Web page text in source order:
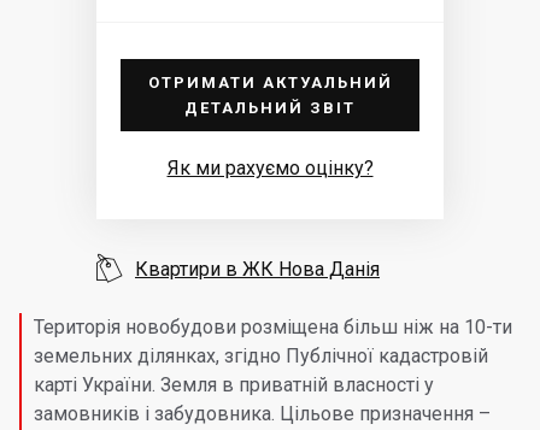
Територія новобудови розміщена більш ніж на 10-ти
земельних ділянках, згідно Публічної кадастровій
карті України. Земля в приватній власності у
замовників і забудовника. Цільове призначення –
ОТРИМАТИ АКТУАЛЬНИЙ
ДЕТАЛЬНИЙ ЗВІТ
Як ми рахуємо оцінку?
 Квартири в ЖК Нова Данія